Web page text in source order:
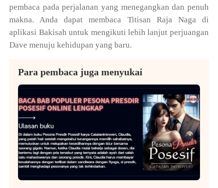
pembaca pada perjalanan yang menegangkan dan penuh
makna. Anda dapat membaca Titisan Raja Naga di
aplikasi Bakisah untuk mengikuti lebih lanjut perjuangan
Dave menuju kehidupan yang baru.
Para pembaca juga menyukai